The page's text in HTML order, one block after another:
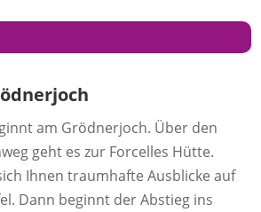
am Grödnerjoch. Über den
geht es zur Forcelles Hütte.
Ihnen traumhafte Ausblicke auf
Dann beginnt der Abstieg ins